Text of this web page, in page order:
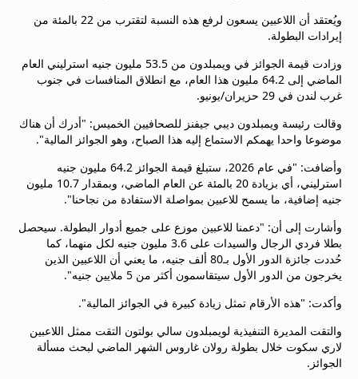
ويُعتقد أن اللاعبين يسعون لرفع هذه النسبة لتقترب من 22 بالمئة من
إيرادات البطولة.
وزادت قيمة الجوائز في ويمبلدون من 53.5 مليون جنيه استرليني العام
الماضي إلى 64.2 مليون هذا العام، مع انطلاق المنافسات في جنوب
غرب لندن في 29 حزيران/يونيو.
وقالت رئيسة ويمبلدون ديبي جيفنز للصحافيين الخميس: "أدرك أن هناك
موضوعا واحدا يهمكم الاستماع إليه هذا الصباح، وهو الجوائز المالية".
وأضافت: "في عام 2026، ستبلغ قيمة الجوائز 64.2 مليون جنيه
استرليني، أي بزيادة 20 بالمئة عن العام الماضي، وبمقدار 10.7 مليون
جنيه إضافية، ما يسمح للاعبين بمواصلة الاستفادة من نجاحنا".
وأشارت إلى أن: "دعمنا للاعبين موزع على جميع أدوار البطولة. سيحصل
بطلا فردي الرجال والسيدات على 3.6 مليون جنيه لكل منهما، كما
حُددت جائزة الدور الأول بـ80 ألف جنيه، ما يعني أن اللاعبين الذين
يخرجون من الدور الأول سيتقاسمون أكثر من 5 ملايين جنيه".
وأكدت: "هذه الأرقام تمثل زيادة كبيرة في الجوائز المالية".
والتقت المديرة التنفيذية لويمبلدون سالي بولتون التقت ممثل اللاعبين
لاري سكوت خلال بطولة رولان غاروس الشهر الماضي لبحث مسألة
الجوائز.